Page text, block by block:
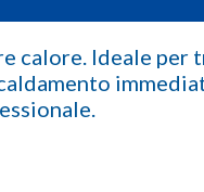
Ideale per